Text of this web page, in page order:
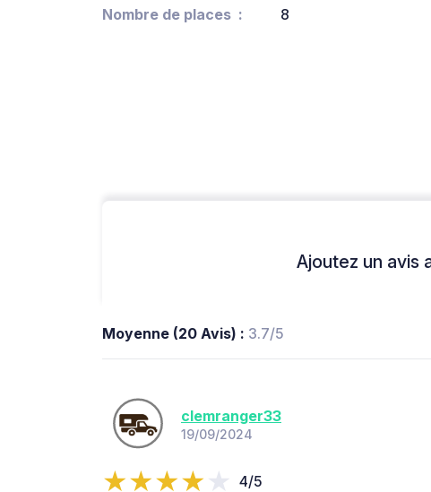
Nombre de places
8
Ajoutez un avis
Moyenne (20 Avis) : 3.7/5
clemranger33
19/09/2024
4/5